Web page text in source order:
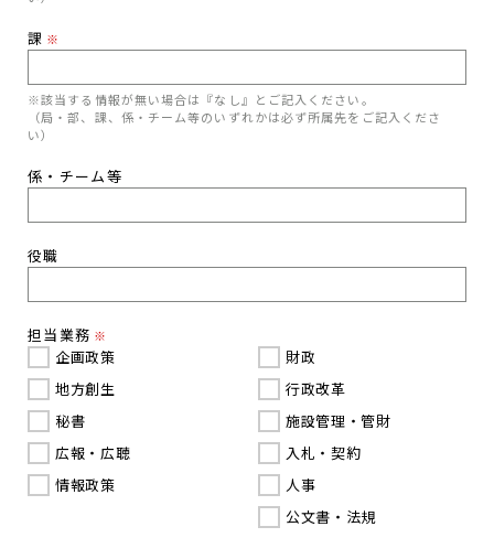
課 ※
※該当する情報が無い場合は『なし』とご記入ください。
（局・部、課、係・チーム等のいずれかは必ず所属先をご記入くださ
い）
係・チーム等
役職
担当業務 ※
企画政策
地方創生
秘書
広報・広聴
情報政策
財政
行政改革
施設管理・管財
入札・契約
人事
公文書・法規